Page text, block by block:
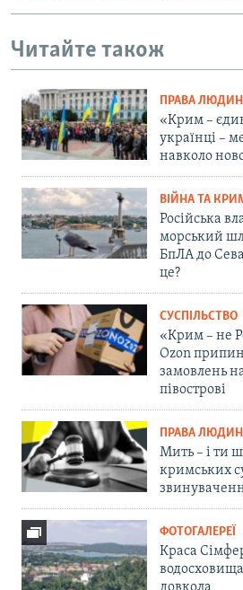
Читайте також
ПРАВА
«Крим –
українці –
навколо
ВІЙНА ТА
Російська
морський
БпЛА до
це?
СУСПІЛЬСТВО
«Крим – не
Ozon
замовлень
півострові
ПРАВА
Мить – і ти
кримських
ФОТОГАЛЕРЕЇ
Краса
водосховища